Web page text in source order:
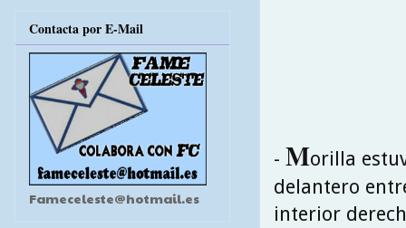
- Morilla
delantero
interior
Contacta por E-Mail
Fameceleste@hotmail.es